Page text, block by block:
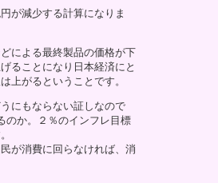
が減少する計算になりま
による最終製品の価格が下
ることになり日本経済にと
上がるということです。
にもならない証しなので
のか。２％のインフレ目標
が消費に回らなければ、消